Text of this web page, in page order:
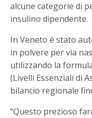
alcune categorie di
insulino dipendente.
In Veneto è stato
in polvere per via
utilizzando la
(Livelli Essenziali di
bilancio regionale
“Questo prezioso